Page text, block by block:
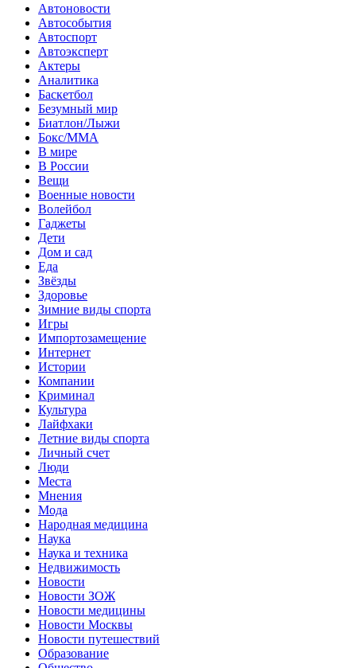
Автоновости
Автособытия
Автоспорт
Автоэксперт
Актеры
Аналитика
Баскетбол
Безумный мир
Биатлон/Лыжи
Бокс/MMA
В мире
В России
Вещи
Военные новости
Волейбол
Гаджеты
Дети
Дом и сад
Еда
Звёзды
Здоровье
Зимние виды спорта
Игры
Импортозамещение
Интернет
Истории
Компании
Криминал
Культура
Лайфхаки
Летние виды спорта
Личный счет
Люди
Места
Мнения
Мода
Народная медицина
Наука
Наука и техника
Недвижимость
Новости
Новости ЗОЖ
Новости медицины
Новости Москвы
Новости путешествий
Образование